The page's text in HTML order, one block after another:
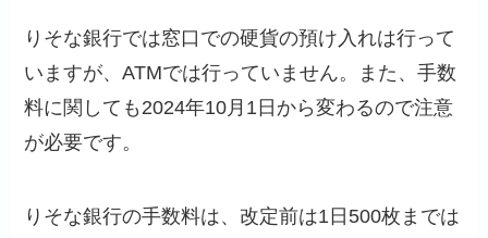
りそな銀行では窓口での硬貨の預け入れは行って
いますが、ATMでは行っていません。また、手数
料に関しても2024年10月1日から変わるので注意
が必要です。
りそな銀行の手数料は、改定前は1日500枚までは